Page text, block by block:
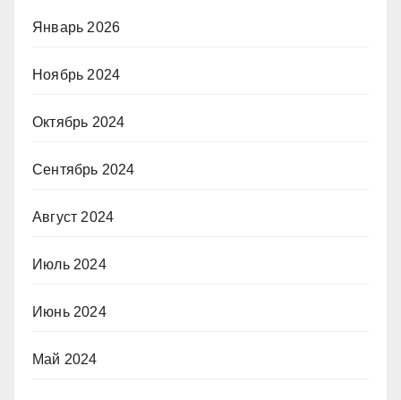
Январь 2026
Ноябрь 2024
Октябрь 2024
Сентябрь 2024
Август 2024
Июль 2024
Июнь 2024
Май 2024